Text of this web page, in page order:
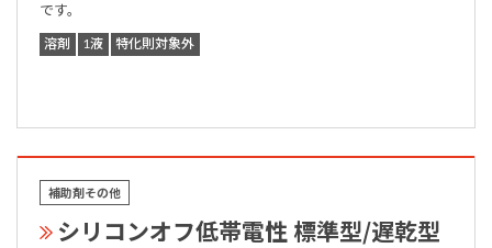
です。
溶剤 1液 特化則対象外
補助剤その他
シリコンオフ低帯電性 標準型/遅乾型